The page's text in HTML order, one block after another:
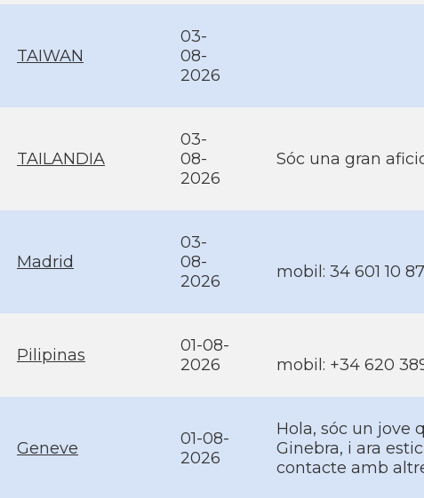
TAIWAN
03-
08-
2026
TAILANDIA
03-
08-
2026
Sóc una gran
Madrid
03-
08-
2026
mobil: 34 601 10
Pilipinas
01-08-
2026
mobil: +34 620
Geneve
01-08-
2026
Hola, sóc un jove
Ginebra, i ara
contacte amb